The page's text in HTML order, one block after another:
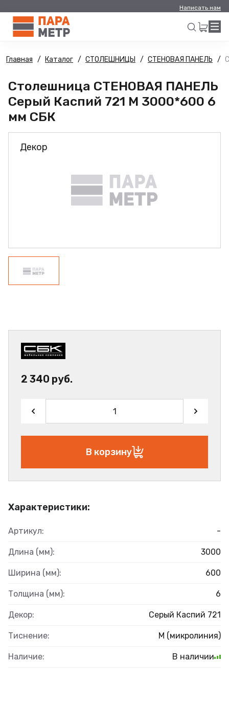
Написать нам
Искать
Главная Каталог СТОЛЕШНИЦЫ СТЕНОВАЯ ПАНЕЛЬ
Столешница СТЕНОВАЯ ПАНЕЛЬ
Серый Каспий 721 М 3000*600 6
мм СБК
Декор
Характеристики:
Артикул: -
Длина (мм): 3000
Ширина (мм): 600
Толщина (мм): 6
Декор: Серый Каспий 721
Тиснение: M (микролиния)
Наличие: В наличии
2 340 руб.
В корзину